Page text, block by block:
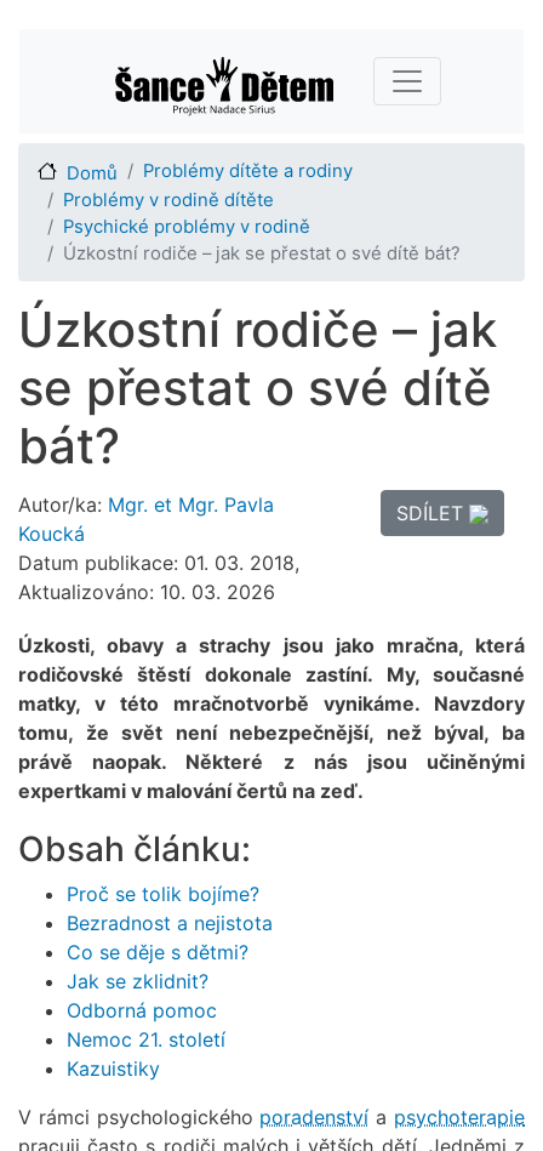
hlavnímu
obsahu
Main navigation
Domů
Problémy dítěte a rodiny
Problémy v rodině dítěte
Psychické problémy v rodině
Úzkostní rodiče – jak se přestat o své dítě bát?
Úzkostní rodiče – jak
se přestat o své dítě
bát?
Autor/ka: Mgr. et Mgr. Pavla
Koucká
Datum publikace: 01. 03. 2018,
Aktualizováno: 10. 03. 2026
SDÍLET
Úzkosti, obavy a strachy jsou jako mračna, která
rodičovské štěstí dokonale zastíní. My, současné
matky, v této mračnotvorbě vynikáme. Navzdory
tomu, že svět není nebezpečnější, než býval, ba
právě naopak. Některé z nás jsou učiněnými
expertkami v malování čertů na zeď.
Obsah článku:
Proč se tolik bojíme?
Bezradnost a nejistota
Co se děje s dětmi?
Jak se zklidnit?
Odborná pomoc
Nemoc 21. století
Kazuistiky
V rámci psychologického poradenství a psychoterapie
pracuji často s rodiči malých i větších dětí. Jedněmi z